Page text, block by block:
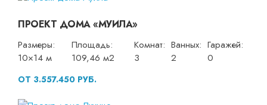
ПРОЕКТ ДОМА «МУИЛА»
Размеры:
10×14 м
Площадь:
109,46 м2
Комнат:
3
Ванных:
2
Гаражей:
0
ОТ 3.557.450 РУБ.